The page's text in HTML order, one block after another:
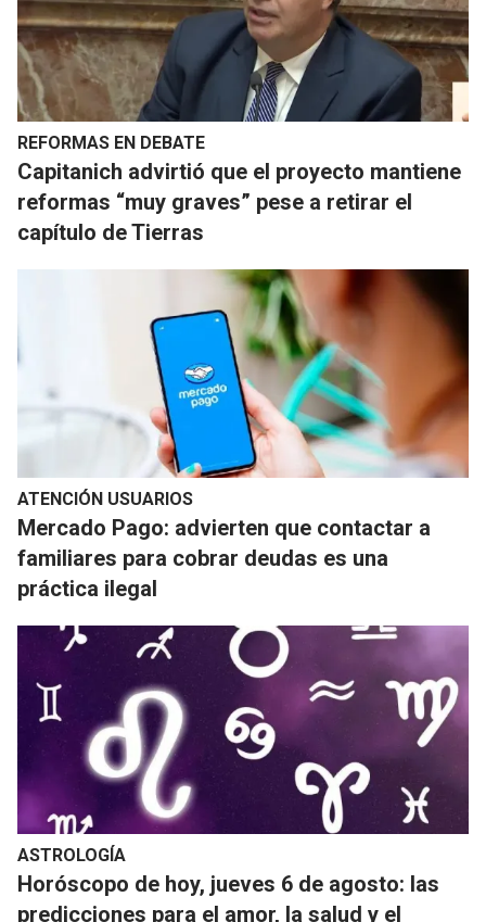
REFORMAS EN DEBATE
Capitanich advirtió que el proyecto mantiene
reformas “muy graves” pese a retirar el
capítulo de Tierras
ATENCIÓN USUARIOS
Mercado Pago: advierten que contactar a
familiares para cobrar deudas es una
práctica ilegal
ASTROLOGÍA
Horóscopo de hoy, jueves 6 de agosto: las
predicciones para el amor, la salud y el